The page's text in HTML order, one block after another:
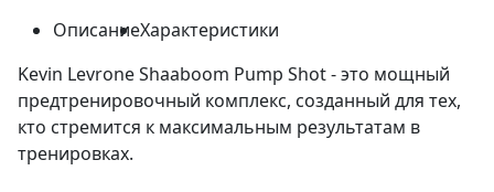
ОписаниеХарактеристики
Kevin Levrone Shaaboom Pump Shot - это мощный
предтренировочный комплекс, созданный для тех,
кто стремится к максимальным результатам в
тренировках.